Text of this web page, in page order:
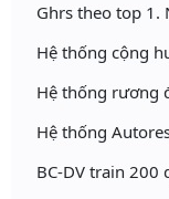
Ghrs theo top 1.
Hệ thống cộng
Hệ thống rương
Hệ thống
BC-DV train 200